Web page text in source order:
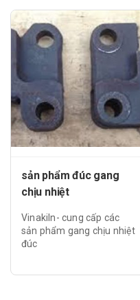
sản phẩm đúc gang
chịu nhiệt
Vinakiln- cung cấp các
sản phẩm gang chịu nhiệt
đúc